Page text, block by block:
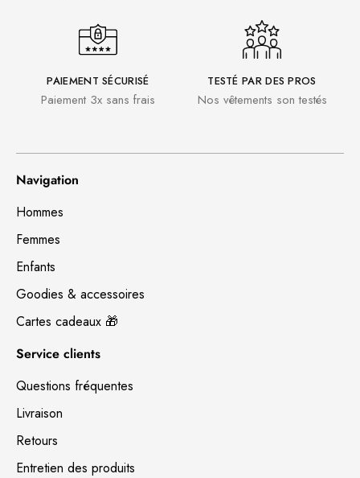
PAIEMENT SÉCURISÉ
Paiement 3x sans frais
TESTÉ PAR DES PROS
Nos vêtements son testés
Navigation
Hommes
Femmes
Enfants
Goodies & accessoires
Cartes cadeaux 🎁
Service clients
Questions fréquentes
Livraison
Retours
Entretien des produits